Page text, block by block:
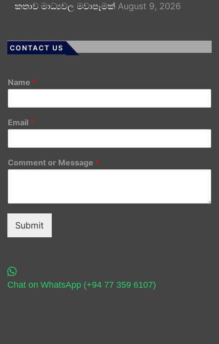
කතාව මාධ්‍යවල මවාපෑමක් August 9, 2026
CONTACT US
Name *
Email *
Comment or Message *
Submit
Chat on WhatsApp (+94 77 359 6107)